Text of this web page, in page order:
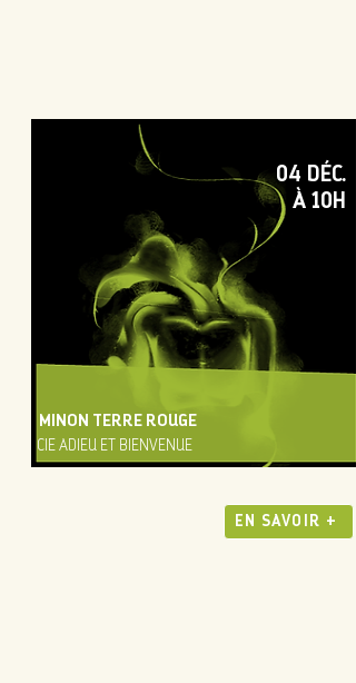
04 DÉC.
À 10H
CIE ADIEU ET BIENVENUE
MINON TERRE ROUGE
EN SAVOIR +